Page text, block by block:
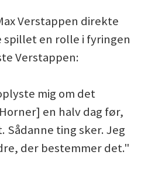
Verstappen direkte
spillet en rolle i fyringen
Verstappen:
mig om det
en halv dag før,
ting sker. Jeg
der bestemmer det."